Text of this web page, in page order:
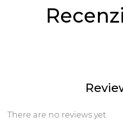
There are no reviews yet.